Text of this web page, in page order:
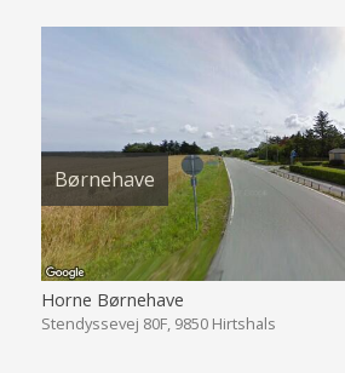
Børnehave
Horne Børnehave
Stendyssevej 80F, 9850 Hirtshals